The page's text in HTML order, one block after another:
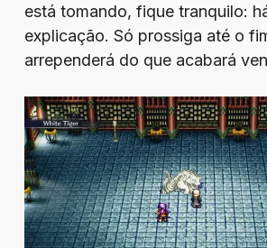
está tomando, fique tranquilo:
explicação. Só prossiga até o
arrependerá do que acabará